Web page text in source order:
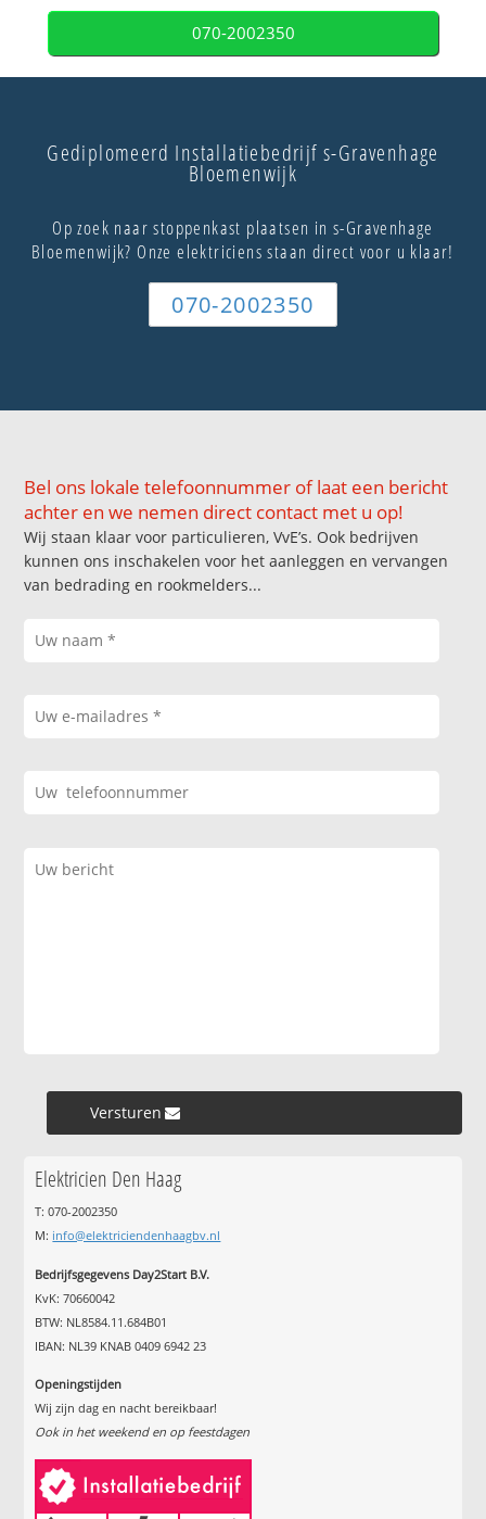
070-2002350
Gediplomeerd Installatiebedrijf s-Gravenhage
Bloemenwijk
Op zoek naar stoppenkast plaatsen in s-Gravenhage
Bloemenwijk? Onze elektriciens staan direct voor u klaar!
070-2002350
Bel ons lokale telefoonnummer of laat een bericht
achter en we nemen direct contact met u op!
Wij staan klaar voor particulieren, VvE’s. Ook bedrijven
kunnen ons inschakelen voor het aanleggen en vervangen
van bedrading en rookmelders...
Versturen »
Elektricien Den Haag
T: 070-2002350
M: info@elektriciendenhaagbv.nl
Bedrijfsgegevens Day2Start B.V.
KvK: 70660042
BTW: NL8584.11.684B01
IBAN: NL39 KNAB 0409 6942 23
Openingstijden
Wij zijn dag en nacht bereikbaar!
Ook in het weekend en op feestdagen